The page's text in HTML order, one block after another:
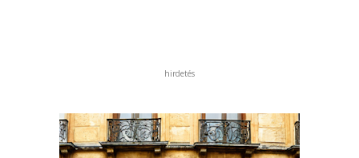
hirdetés